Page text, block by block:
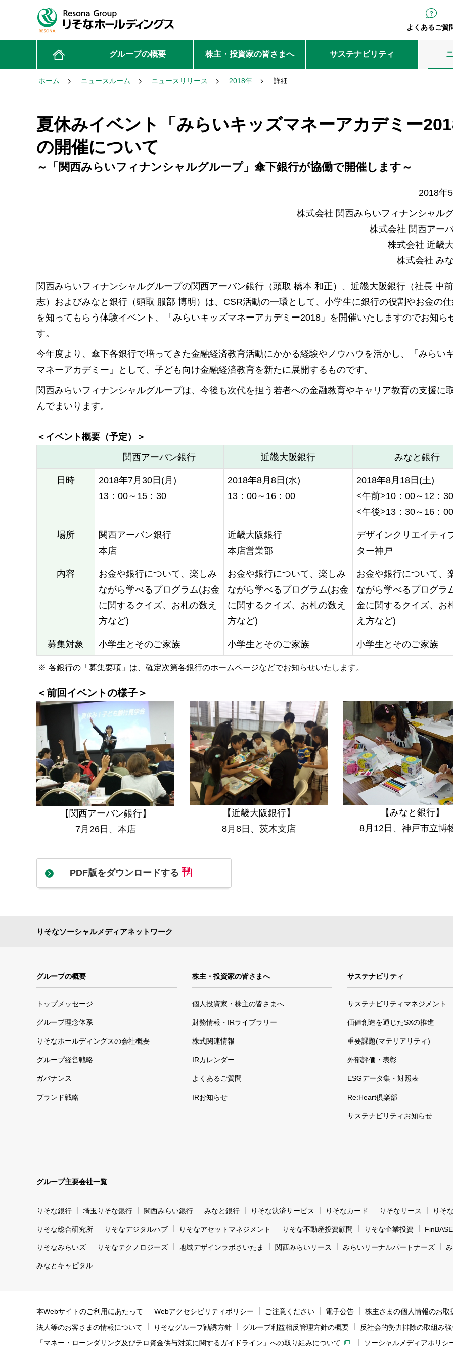
よくあるご質
グループの概要 株主・投資家の皆さまへ サステナビリティ
ホーム ニュースルーム ニュースリリース 2018年 詳細
夏休みイベント「みらいキッズマネーアカデミー
の開催について
～「関西みらいフィナンシャルグループ」傘下銀行が協働で開催します～
2018年
株式会社 関西みらいフィナンシャル
株式会社 関西アー
株式会社 近畿
株式会社 み
関西みらいフィナンシャルグループの関西アーバン銀行（頭取 橋本 和正）、近畿大阪銀行（社長 中
志）およびみなと銀行（頭取 服部 博明）は、CSR活動の一環として、小学生に銀行の役割やお金の
を知ってもらう体験イベント、「みらいキッズマネーアカデミー2018」を開催いたしますのでお知ら
す。
今年度より、傘下各銀行で培ってきた金融経済教育活動にかかる経験やノウハウを活かし、「みらい
マネーアカデミー」として、子ども向け金融経済教育を新たに展開するものです。
関西みらいフィナンシャルグループは、今後も次代を担う若者への金融教育やキャリア教育の支援に
んでまいります。
＜イベント概要（予定）＞
関西アーバン銀行
近畿大阪銀行 みなと銀行
日時
2018年7月30日(月)
13：00～15：30
2018年8月8日(水)
13：00～16：00
2018年8月18日(土)
<午前>10：00～12：30
<午後>13：30～16：00
場所
関西アーバン銀行
本店
近畿大阪銀行
本店営業部
デザインクリエイティ
ター神戸
内容
お金や銀行について、楽しみ
ながら学べるプログラム(お金
に関するクイズ、お札の数え
方など)
お金や銀行について、楽しみ
ながら学べるプログラム(お金
に関するクイズ、お札の数え
方など)
お金や銀行について、
ながら学べるプログラ
金に関するクイズ、お
え方など)
募集対象 小学生とそのご家族 小学生とそのご家族 小学生とそのご家族
※ 各銀行の「募集要項」は、確定次第各銀行のホームページなどでお知らせいたします。
＜前回イベントの様子＞
【関西アーバン銀行】
7月26日、本店
【近畿大阪銀行】
8月8日、茨木支店
【みなと銀行】
8月12日、神戸市立博
PDF版をダウンロードする
りそなソーシャルメディアネットワーク
グループの概要
トップメッセージ
グループ理念体系
りそなホールディングスの会社概要
グループ経営戦略
ガバナンス
ブランド戦略
株主・投資家の皆さまへ
個人投資家・株主の皆さまへ
財務情報・IRライブラリー
株式関連情報
IRカレンダー
よくあるご質問
IRお知らせ
サステナビリティ
サステナビリティマネジメント
価値創造を通じたSXの推進
重要課題(マテリアリティ)
外部評価・表彰
ESGデータ集・対照表
Re:Heart倶楽部
サステナビリティお知らせ
グループ主要会社一覧
りそな銀行 埼玉りそな銀行 関西みらい銀行 みなと銀行 りそな決済サービス りそなカード りそなリース りそ
りそな総合研究所 りそなデジタルハブ りそなアセットマネジメント りそな不動産投資顧問 りそな企業投資 FinBASE
りそなみらいズ りそなテクノロジーズ 地域デザインラボさいたま 関西みらいリース みらいリーナルパートナーズ
みなとキャピタル
本Webサイトのご利用にあたって Webアクセシビリティポリシー ご注意ください 電子公告
株主さまの個人情報のお取
法人等のお客さまの情報について
りそなグループ勧誘方針 グループ利益相反管理方針の概要
反社会的勢力排除の取組み
「マネー・ローンダリング及びテロ資金供与対策に関するガイドライン」への取り組みについて
ソーシャルメディアポリシ